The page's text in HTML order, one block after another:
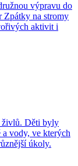
výpravu do
Zpátky na stromy
aktivit i
živlů. Děti byly
a vody, ve kterých
úkoly.